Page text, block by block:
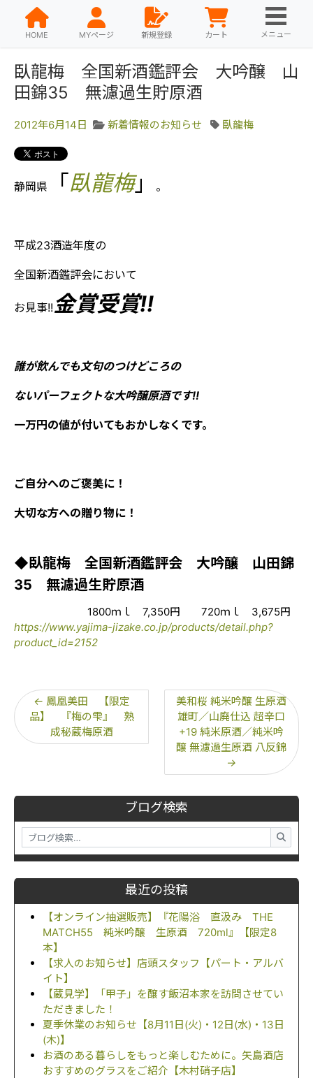
HOME MYページ 新規登録 カート メニュー
ブログ検索
最近の投稿
【オンライン抽選販売】『花陽浴 直汲み THE
MATCH55 純米吟醸 生原酒 720ml』【限定8
本】
【求人のお知らせ】店頭スタッフ【パート・アルバ
イト】
【蔵見学】「甲子」を醸す飯沼本家を訪問させてい
ただきました！
夏季休業のお知らせ【8月11日(火)・12日(水)・13日
(木)】
お酒のある暮らしをもっと楽しむために。矢島酒店
おすすめのグラスをご紹介【木村硝子店】
臥龍梅 全国新酒鑑評会 大吟醸 山
田錦35 無濾過生貯原酒
2012年6月14日 新着情報のお知らせ 臥龍梅
静岡県 「臥龍梅」 。
平成23酒造年度の
全国新酒鑑評会において
お見事!!金賞受賞!!
誰が飲んでも文句のつけどころの
ないパーフェクトな大吟醸原酒です!!
一万円の値が付いてもおかしなくです。
ご自分へのご褒美に！
大切な方への贈り物に！
◆臥龍梅 全国新酒鑑評会 大吟醸 山田錦
35 無濾過生貯原酒
1800ｍｌ 7,350円 720ｍｌ 3,675円
https://www.yajima-jizake.co.jp/products/detail.php?
product_id=2152
← 鳳凰美田 【限定
品】 『梅の雫』 熟
成秘蔵梅原酒
美和桜 純米吟醸 生原酒
雄町／山廃仕込 超辛口
+19 純米原酒／純米吟
醸 無濾過生原酒 八反錦
→